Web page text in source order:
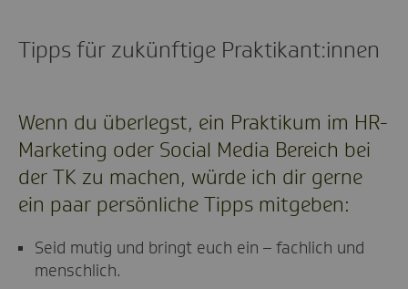
Tipps für zukünftige Praktikant:innen
Wenn du überlegst, ein Praktikum im HR-
Marketing oder Social Media Bereich bei
der TK zu machen, würde ich dir gerne
ein paar persönliche Tipps mitgeben:
Seid mutig und bringt euch ein – fachlich und
menschlich.